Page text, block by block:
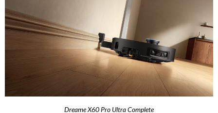
Dreame X60 Pro Ultra Complete